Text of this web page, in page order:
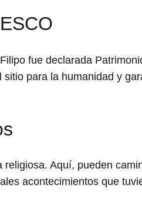
fue declarada
para la humanidad y
Aquí, pueden
acontecimientos que